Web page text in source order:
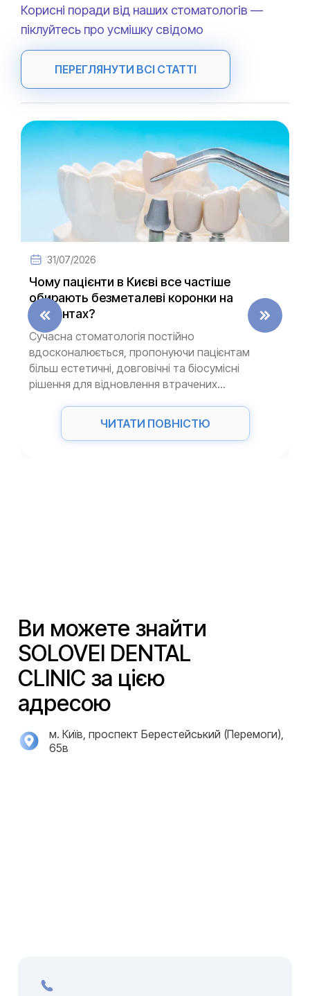
Корисні поради від наших стоматологів —
піклуйтесь про усмішку свідомо
ПЕРЕГЛЯНУТИ ВСІ СТАТТІ
31/07/2026
Чому пацієнти в Києві все частіше
обирають безметалеві коронки на
імплантах?
Сучасна стоматологія постійно
вдосконалюється, пропонуючи пацієнтам
більш естетичні, довговічні та біосумісні
рішення для відновлення втрачених...
ЧИТАТИ ПОВНІСТЮ
Ви можете знайти
SOLOVEI DENTAL
CLINIC за цією
адресою
м. Київ, проспект Берестейський (Перемоги),
65в